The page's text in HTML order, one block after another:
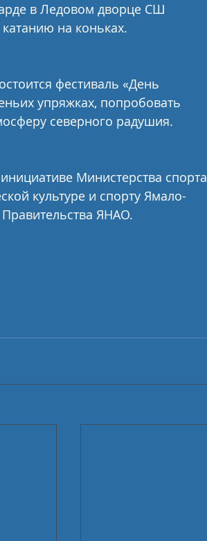
в Ледовом дворце СШ
на коньках.
фестиваль «День
упряжках, попробовать
северного радушия.
Министерства спорта
культуре и спорту Ямало-
ЯНАО.